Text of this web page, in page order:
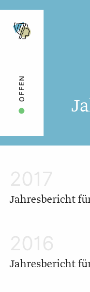
OFFEN
2017
Jahresbericht
2016
Jahresbericht